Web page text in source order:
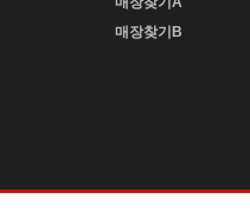
매장찾기B